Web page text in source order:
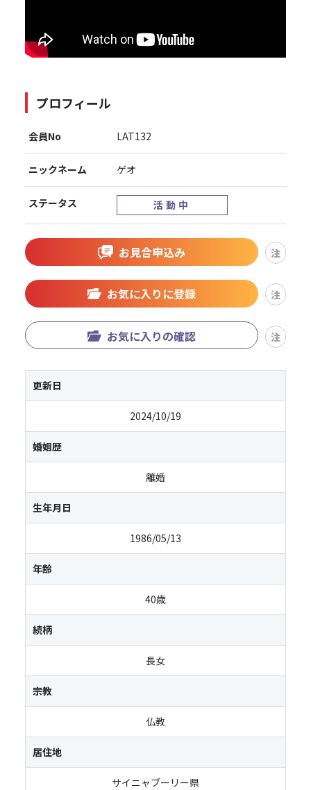
プロフィール
会員No LAT132
ニックネーム ゲオ
ステータス 活動中
お見合申込み 注
お気に入りに登録 注
お気に入りの確認 注
更新日
2024/10/19
婚姻歴
離婚
生年月日
1986/05/13
年齢
40歳
続柄
長女
宗教
仏教
居住地
サイニャブーリー県